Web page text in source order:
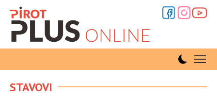
STAVOVI